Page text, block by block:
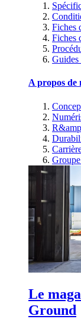
Fiches
Fiches
Guides
A propos de
Le
Ground